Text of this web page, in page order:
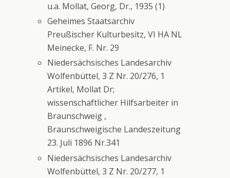
u.a. Mollat, Georg, Dr., 1935 (1)
Geheimes Staatsarchiv
Preußischer Kulturbesitz, VI HA NL
Meinecke, F. Nr. 29
Niedersächsisches Landesarchiv
Wolfenbüttel, 3 Z Nr. 20/276, 1
Artikel, Mollat Dr;
wissenschaftlicher Hilfsarbeiter in
Braunschweig ,
Braunschweigische Landeszeitung
23. Juli 1896 Nr.341
Niedersächsisches Landesarchiv
Wolfenbüttel, 3 Z Nr. 20/277, 1